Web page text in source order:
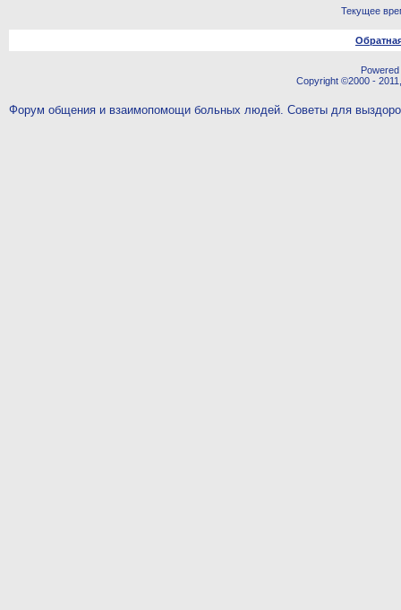
Текущее
Copyright ©2000 -
Форум общения и взаимопомощи больных людей. Советы для